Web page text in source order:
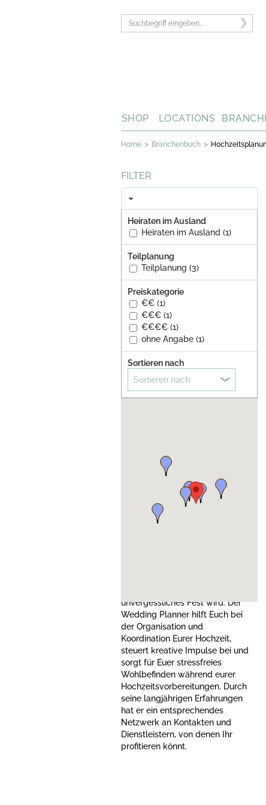
SHOP LOCATIONS
Home > Branchenbuch >
FILTER
Heiraten im Ausland
Heiraten im Ausland (1)
Teilplanung
Teilplanung (3)
Preiskategorie
€€ (1)
€€€ (1)
€€€€ (1)
ohne Angabe (1)
Sortieren nach
Sortieren nach
Findet hier eine Liste
professioneller Hochzeitsplaner,
die Euch bei der Planung für Eure
Hochzeit unterstützen und Eure
ganz persönlichen
Hochzeitsträume verwirklichen ...
unvergessliches Fest wird. Der
Wedding Planner hilft Euch bei
der Organisation und
Koordination Eurer Hochzeit,
steuert kreative Impulse bei und
sorgt für Euer stressfreies
Wohlbefinden während eurer
Hochzeitsvorbereitungen. Durch
seine langjährigen Erfahrungen
hat er ein entsprechendes
Netzwerk an Kontakten und
Dienstleistern, von denen Ihr
profitieren könnt.